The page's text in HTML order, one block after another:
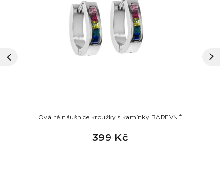
Oválné náušnice kroužky s kamínky BAREVNÉ
399 Kč